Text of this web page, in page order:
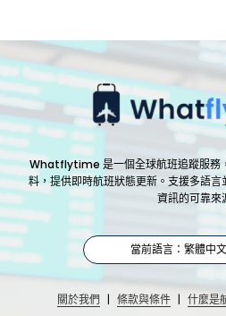
Whatflytime 是一個全球航班追蹤服務
料，提供即時航班狀態更新。支援多語
資訊的可靠來
當前語言：繁體中文
關於我們 | 條款與條件 | 什麼是